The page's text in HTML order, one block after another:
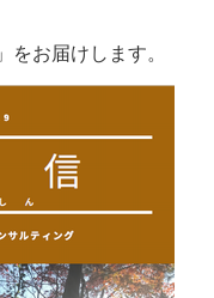
」をお届けします。